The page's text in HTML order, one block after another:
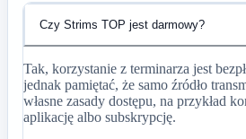
Czy Strims TOP jest darmowy?
Tak, korzystanie z terminarza jest
jednak pamiętać, że samo źródło
własne zasady dostępu, na przykład
aplikację albo subskrypcję.